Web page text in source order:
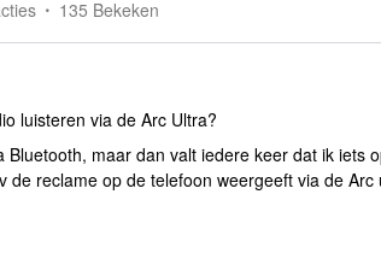
135 Bekeken
luisteren via de Arc Ultra?
Bluetooth, maar dan valt iedere keer dat ik iets
de reclame op de telefoon weergeeft via de Arc